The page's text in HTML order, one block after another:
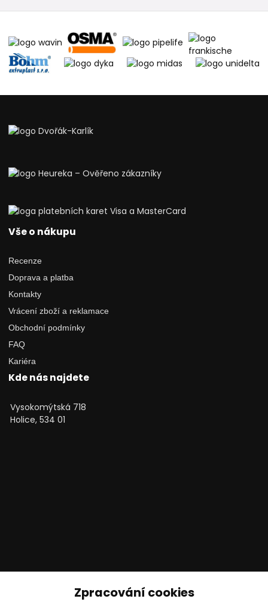
Vše o nákupu
Recenze
Doprava a platba
Kontakty
Vrácení zboží a reklamace
Obchodní podmínky
FAQ
Kariéra
Kde nás najdete
Vysokomýtská 718
Holice, 534 01
Zpracování cookies